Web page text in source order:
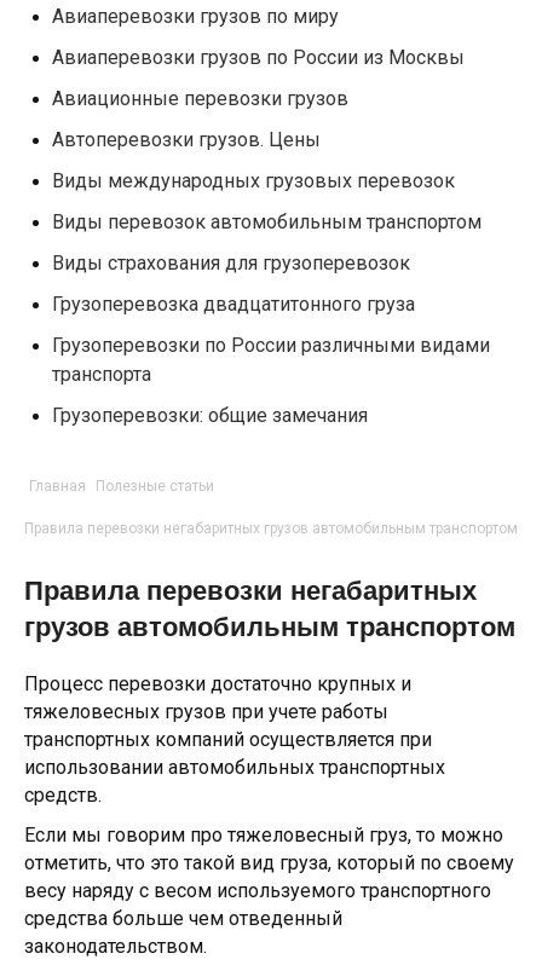
Авиаперевозки грузов по миру
Авиаперевозки грузов по России из Москвы
Авиационные перевозки грузов
Автоперевозки грузов. Цены
Виды международных грузовых перевозок
Виды перевозок автомобильным транспортом
Виды страхования для грузоперевозок
Грузоперевозка двадцатитонного груза
Грузоперевозки по России различными видами
транспорта
Грузоперевозки: общие замечания
Главная Полезные статьи
Правила перевозки негабаритных грузов автомобильным транспортом
Правила перевозки негабаритных
грузов автомобильным транспортом
Процесс перевозки достаточно крупных и
тяжеловесных грузов при учете работы
транспортных компаний осуществляется при
использовании автомобильных транспортных
средств.
Если мы говорим про тяжеловесный груз, то можно
отметить, что это такой вид груза, который по своему
весу наряду с весом используемого транспортного
средства больше чем отведенный
законодательством.